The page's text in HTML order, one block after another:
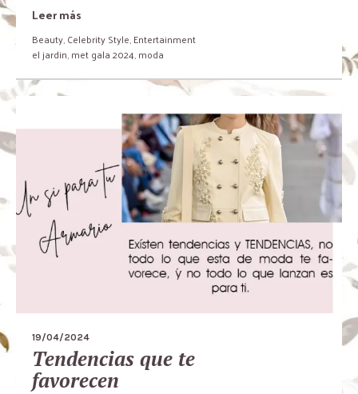
Leer más
Beauty,Celebrity Style,Entertainment
el jardin,met gala 2024,moda
19/04/2024
Tendencias que te
favorecen